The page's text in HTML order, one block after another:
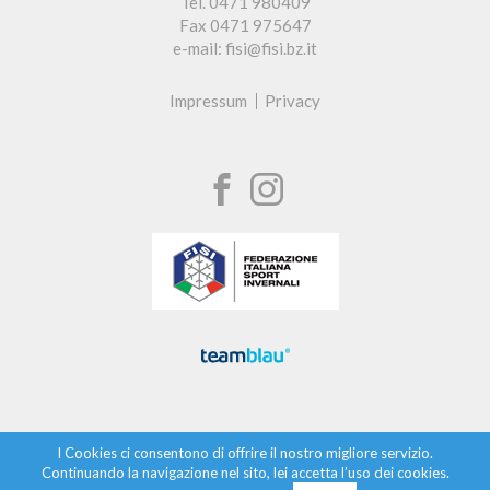
Fax 0471 975647
e-mail: fisi@fisi.bz.it
Impressum Privacy
I Cookies ci consentono di offrire il nostro migliore servizio.
Continuando la navigazione nel sito, lei accetta l’uso dei cookies.